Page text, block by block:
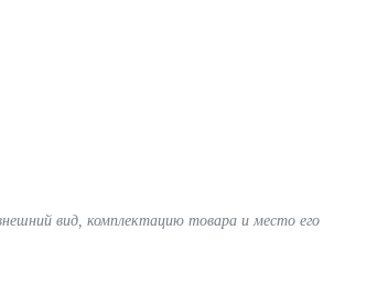
вид, комплектацию товара и место его